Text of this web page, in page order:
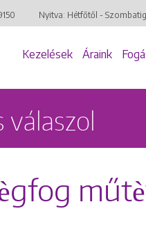
Nyitva: Hétfőtől - Szombatig
Kezelések Áraink